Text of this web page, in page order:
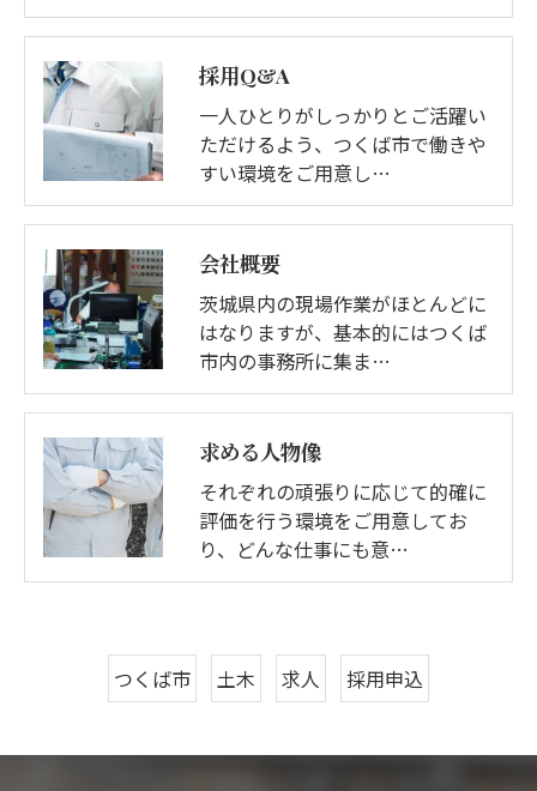
採用Q&A
一人ひとりがしっかりとご活躍い
ただけるよう、つくば市で働きや
すい環境をご用意し…
会社概要
茨城県内の現場作業がほとんどに
はなりますが、基本的にはつくば
市内の事務所に集ま…
求める人物像
それぞれの頑張りに応じて的確に
評価を行う環境をご用意してお
り、どんな仕事にも意…
つくば市 土木 求人 採用申込